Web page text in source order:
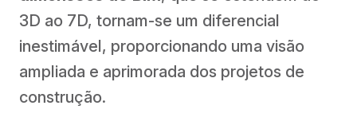
3D ao 7D, tornam-se um diferencial
inestimável, proporcionando uma visão
ampliada e aprimorada dos projetos de
construção.